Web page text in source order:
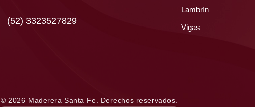
(52) 3323527829
Lambrín
Vigas
© 2026 Maderera Santa Fe. Derechos reservados.